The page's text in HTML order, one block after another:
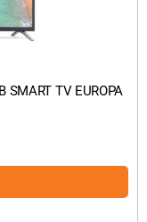
SMART TV EUROPA